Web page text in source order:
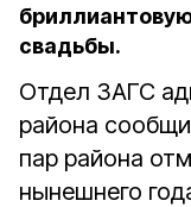
свадьбы.
Отдел ЗАГС
района
пар района
нынешнего